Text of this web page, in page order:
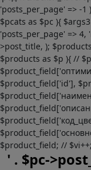
'posts_per_page' => -
$pcats as $pc ){
'posts_per_page' => 4,
>post_title, );
$products as $p ){ //
$product_field['id'],
$product_field; //
' . $pc-